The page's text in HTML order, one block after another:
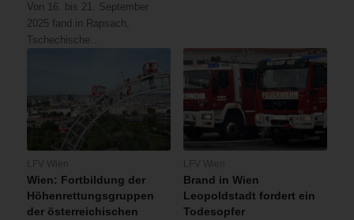
Von 16. bis 21. September
2025 fand in Rapsach,
Tschechische…
Wien: Fortbildung der
Höhenrettungsgruppen
der österreichischen
Brand in Wien
Leopoldstadt fordert ein
Todesopfer